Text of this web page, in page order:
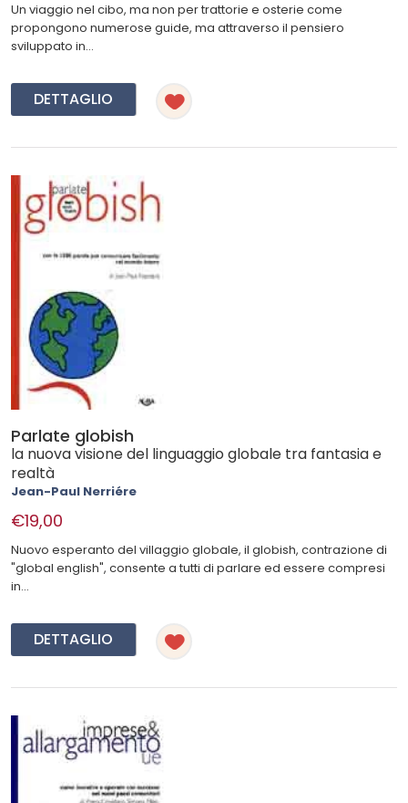
Un viaggio nel cibo, ma non per trattorie e osterie come
propongono numerose guide, ma attraverso il pensiero
sviluppato in...
DETTAGLIO
Parlate globish
la nuova visione del linguaggio globale tra fantasia e
realtà
Jean-Paul Nerriére
€19,00
Nuovo esperanto del villaggio globale, il globish, contrazione di
"global english", consente a tutti di parlare ed essere compresi
in...
DETTAGLIO